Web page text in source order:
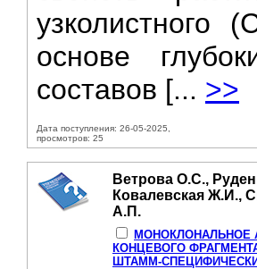
узколистного
основе
составов [... >>
Дата поступления: 26-05-2025,
просмотров: 25
Ветрова О.С.,
Ковалевская Ж.И.,
А.П.
МОНОКЛОНАЛЬНОЕ
КОНЦЕВОГО
ШТАММ-